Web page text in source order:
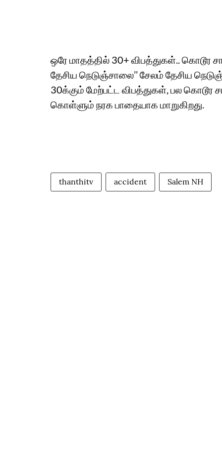
ஒரே மாதத்தில் 30+ விபத்துகள்.. கொடூர
தேசிய நெடுஞ்சாலை’’ சேலம் தேசிய
30க்கும் மேற்பட்ட விபத்துகள், பல
கொள்ளும் நரக பாதையாக மாறுகிறது.
thanthitv accident Salem NH